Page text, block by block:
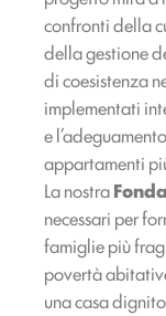
confronti della
della gestione
di coesistenza
implementati
e
appartamenti
La nostra
necessari per
famiglie più
povertà
una casa